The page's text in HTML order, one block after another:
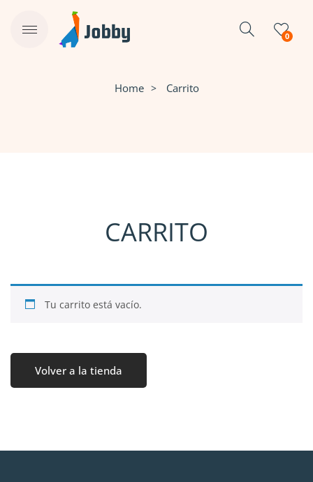
0
Home Carrito
CARRITO
Tu carrito está vacío.
Volver a la tienda